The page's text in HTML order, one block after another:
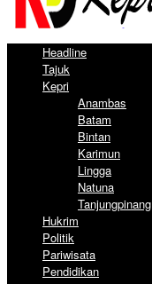
Headline
Tajuk
Kepri
Anambas
Batam
Bintan
Karimun
Lingga
Natuna
Tanjungpinang
Hukrim
Politik
Pariwisata
Pendidikan